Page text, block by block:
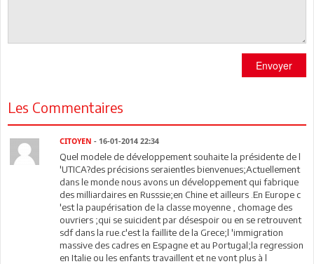
Envoyer
Les Commentaires
CITOYEN- 16-01-2014 22:34
Quel modele de développement souhaite la présidente de l
'UTICA?des précisions seraientles bienvenues;Actuellement
dans le monde nous avons un développement qui fabrique
des milliardaires en Russsie;en Chine et ailleurs .En Europe c
'est la paupérisation de la classe moyenne , chomage des
ouvriers ;qui se suicident par désespoir ou en se retrouvent
sdf dans la rue.c'est la faillite de la Grece;l 'immigration
massive des cadres en Espagne et au Portugal;la regression
en Italie ou les enfants travaillent et ne vont plus à l